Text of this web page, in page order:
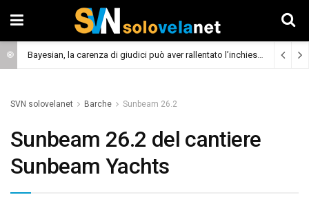
Bayesian, la carenza di giudici può aver rallentato l’inchiesta (Cronaca)
SVN solovelanet Barche Sunbeam 26.2
Sunbeam 26.2 del cantiere
Sunbeam Yachts